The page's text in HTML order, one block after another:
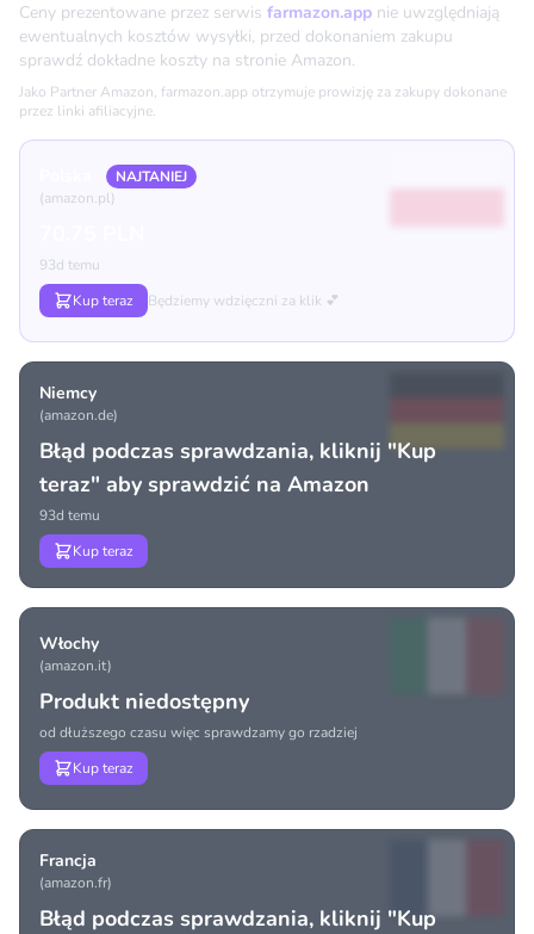
Ceny prezentowane przez serwis farmazon.app nie uwzględniają
ewentualnych kosztów wysyłki, przed dokonaniem zakupu
sprawdź dokładne koszty na stronie Amazon.
Jako Partner Amazon, farmazon.app otrzymuje prowizję za zakupy dokonane
przez linki afiliacyjne.
NAJTANIEJ
(amazon.pl)
93d temu
Kup teraz
Będziemy wdzięczni za klik 💕
Niemcy
(amazon.de)
Błąd podczas sprawdzania, kliknij "Kup
teraz" aby sprawdzić na Amazon
93d temu
Kup teraz
Włochy
(amazon.it)
Produkt niedostępny
od dłuższego czasu więc sprawdzamy go rzadziej
Kup teraz
Francja
(amazon.fr)
Błąd podczas sprawdzania, kliknij "Kup